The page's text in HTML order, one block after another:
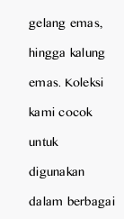
gelang emas,
hingga kalung
emas. Koleksi
kami cocok
untuk
digunakan
dalam berbagai